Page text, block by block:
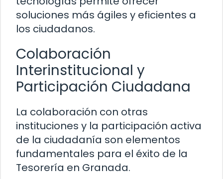
soluciones más ágiles y eficientes a
los ciudadanos.
Colaboración
Interinstitucional y
Participación Ciudadana
La colaboración con otras
instituciones y la participación activa
de la ciudadanía son elementos
fundamentales para el éxito de la
Tesorería en Granada.